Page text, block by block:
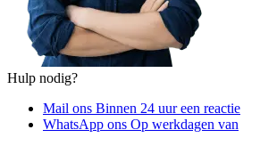
Hulp nodig?
Mail ons Binnen 24 uur een reactie
WhatsApp ons Op werkdagen van